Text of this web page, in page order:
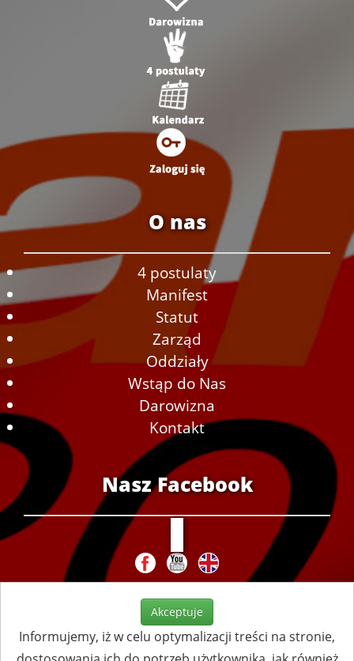
O nas
4 postulaty
Manifest
Statut
Zarząd
Oddziały
Wstąp do Nas
Darowizna
Kontakt
Nasz Facebook
Akceptuje
Informujemy, iż w celu optymalizacji treści na stronie,